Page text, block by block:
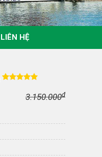
LIÊN HỆ
3.150.000đ